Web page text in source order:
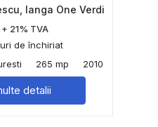
langa One Verdi
+ 21% TVA
de închiriat
265 mp 2010
detalii